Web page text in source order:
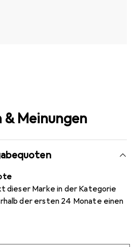
Meinungen
dieser Marke in der Kategorie
der ersten 24 Monate einen